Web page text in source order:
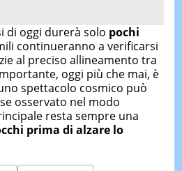
di oggi durerà solo pochi
continueranno a verificarsi
al preciso allineamento tra
oggi più che mai, è
spettacolo cosmico può
osservato nel modo
resta sempre una
prima di alzare lo